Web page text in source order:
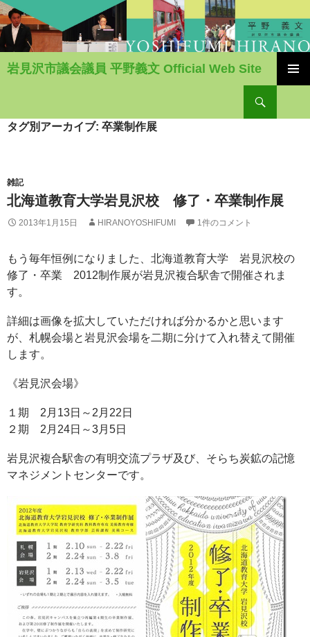
岩見沢市議会議員 平野義文 Official Web Site
ン
動
タグ別アーカイブ: 卒業制作展
雑記
北海道教育大学岩見沢校 修了・卒業制作展
2013年1月15日 HIRANOYOSHIFUMI 1件のコメント
もう毎年恒例になりました、北海道教育大学 岩見沢校の
修了・卒業 2012制作展が岩見沢複合駅舎で開催されま
す。
詳細は画像を拡大していただければ分かるかと思います
が、札幌会場と岩見沢会場を二期に分けて入れ替えて開催
します。
《岩見沢会場》
１期 2月13日～2月22日
２期 2月24日～3月5日
岩見沢複合駅舎の有明交流プラザ及び、そらち炭鉱の記憶
マネジメントセンターです。